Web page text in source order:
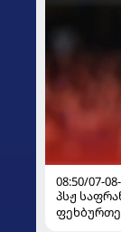
08:50/07-
პსჟ